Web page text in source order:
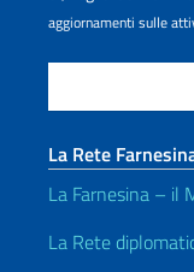
aggiornamenti sulle
La Rete
La Farnesina – il
La Rete